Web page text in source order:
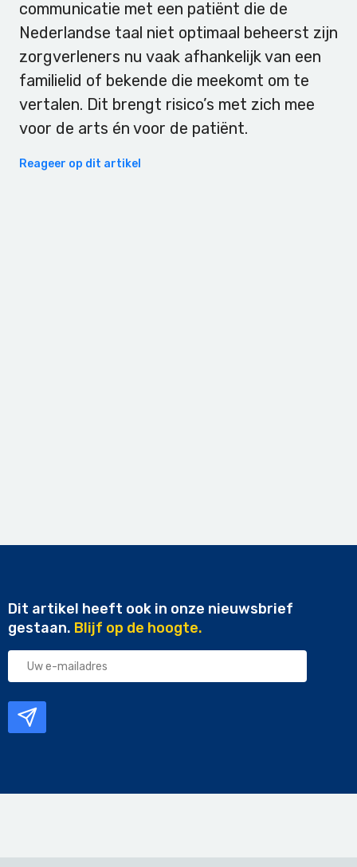
communicatie met een patiënt die de
Nederlandse taal niet optimaal beheerst zijn
zorgverleners nu vaak afhankelijk van een
familielid of bekende die meekomt om te
vertalen. Dit brengt risico’s met zich mee
voor de arts én voor de patiënt.
Reageer op dit artikel
Dit artikel heeft ook in onze nieuwsbrief
gestaan. Blijf op de hoogte.
Uw